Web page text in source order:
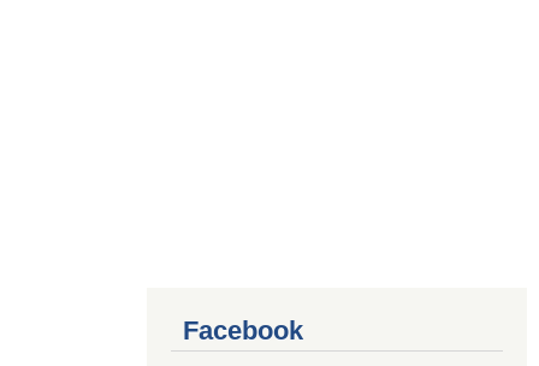
Facebook